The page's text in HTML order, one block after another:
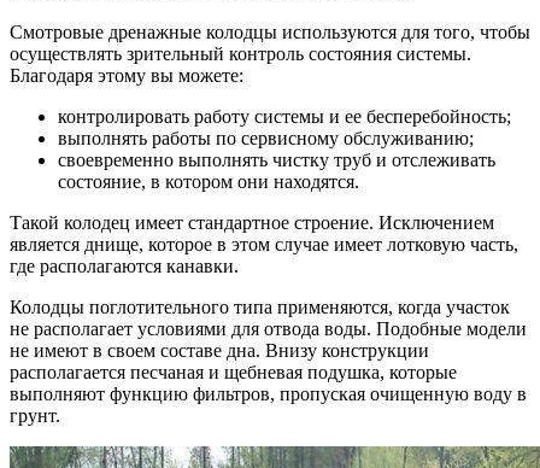
Смотровые дренажные колодцы используются для того, чтобы
осуществлять зрительный контроль состояния системы.
Благодаря этому вы можете:
контролировать работу системы и ее бесперебойность;
выполнять работы по сервисному обслуживанию;
своевременно выполнять чистку труб и отслеживать
состояние, в котором они находятся.
Такой колодец имеет стандартное строение. Исключением
является днище, которое в этом случае имеет лотковую часть,
где располагаются канавки.
Колодцы поглотительного типа применяются, когда участок
не располагает условиями для отвода воды. Подобные модели
не имеют в своем составе дна. Внизу конструкции
располагается песчаная и щебневая подушка, которые
выполняют функцию фильтров, пропуская очищенную воду в
грунт.